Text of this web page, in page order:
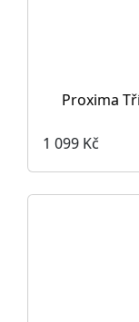
Proxima
1 099 Kč